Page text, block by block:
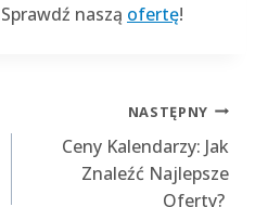
naszą ofertę!
NASTĘPNY
Ceny Kalendarzy: Jak
Znaleźć Najlepsze
Oferty?